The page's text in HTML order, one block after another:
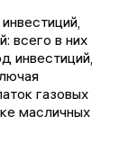
всего в них
инвестиций,
газовых
масличных